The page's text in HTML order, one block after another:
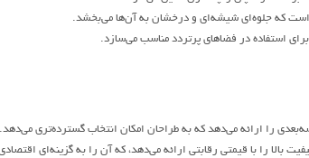
که جلوه‌ای شیشه‌ای و درخشان به آن‌ها می‌بخشد.
استفاده در فضاهای پرتردد مناسب می‌سازد.